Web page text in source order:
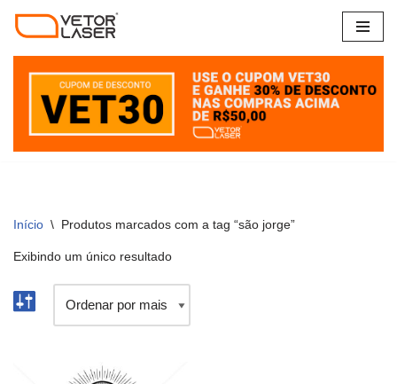
para
conteúdo
Início \ Produtos marcados com a tag “são jorge”
Exibindo um único resultado